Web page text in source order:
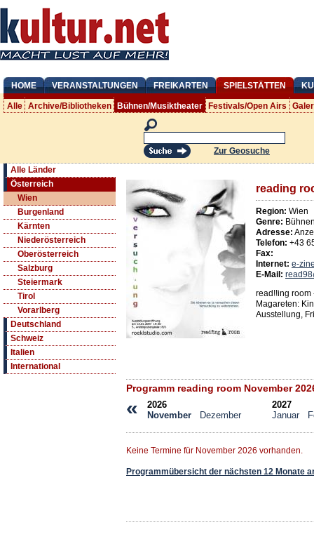
HOME VERANSTALTUNGEN FREIKARTEN SPIELSTÄTTEN
Alle Archive/Bibliotheken Bühnen/Musiktheater Festivals/Open Airs
Zur Geosuche
Alle Länder
Österreich
Wien
Burgenland
Kärnten
Niederösterreich
Oberösterreich
Salzburg
Steiermark
Tirol
Vorarlberg
Deutschland
Schweiz
Italien
International
reading
Region: Wien
Genre:
Adresse:
Telefon: +43
Fax:
Internet: e-
E-Mail:
read!!ing room
Magareten:
Ausstellung,
Programm reading room November
«
2026
November
Dezember
2027
Januar
Keine Termine für November 2026 vorhanden.
Programmübersicht der nächsten 12 Monate